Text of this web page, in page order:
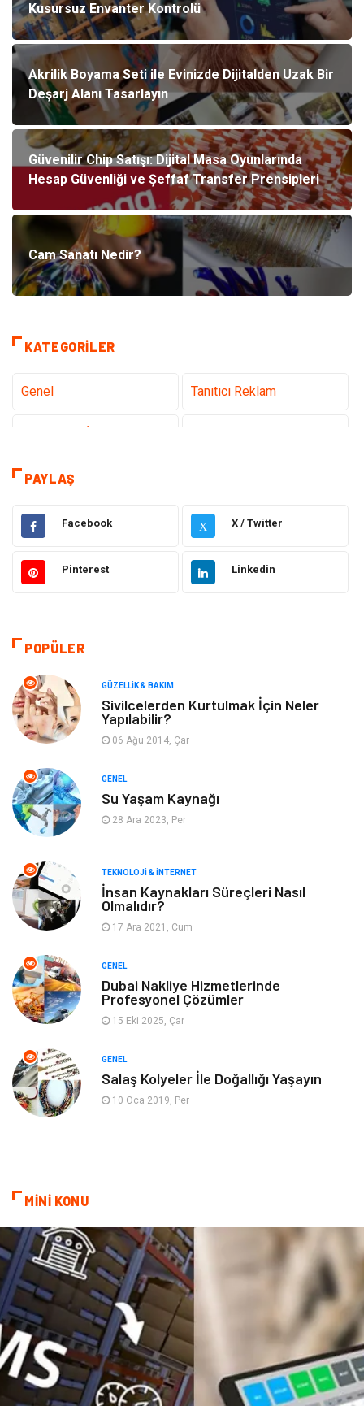
Kusursuz Envanter Kontrolü
Akrilik Boyama Seti ile Evinizde Dijitalden Uzak Bir
Deşarj Alanı Tasarlayın
Güvenilir Chip Satışı: Dijital Masa Oyunlarında
Hesap Güvenliği ve Şeffaf Transfer Prensipleri
Cam Sanatı Nedir?
KATEGORILER
Genel Tanıtıcı Reklam
Eğitim & Kariyer
Gündem Hukuk
Moda Sağlıklı Yaşam
Bilgisayar & Yazılım
Makine
Giyim
Yeme & İçme
Keyif & Hobi Organizasyon
Gayrimenkul Spor
Finans& Ekonomi Anne & Çocuk
Genel Kültür
Ev İşleri
Mobilya
Astroloji
Çadır Yazı Tahtaları
Pet Malzemeleri
PAYLAŞ
Facebook X X / Twitter
Pinterest Linkedin
POPÜLER
GÜZELLIK & BAKIM
Sivilcelerden Kurtulmak İçin Neler
Yapılabilir?
06 Ağu 2014, Çar
GENEL
Su Yaşam Kaynağı
28 Ara 2023, Per
TEKNOLOJI & İNTERNET
İnsan Kaynakları Süreçleri Nasıl
Olmalıdır?
17 Ara 2021, Cum
GENEL
Dubai Nakliye Hizmetlerinde
Profesyonel Çözümler
15 Eki 2025, Çar
GENEL
Salaş Kolyeler İle Doğallığı Yaşayın
10 Oca 2019, Per
MİNİ KONU